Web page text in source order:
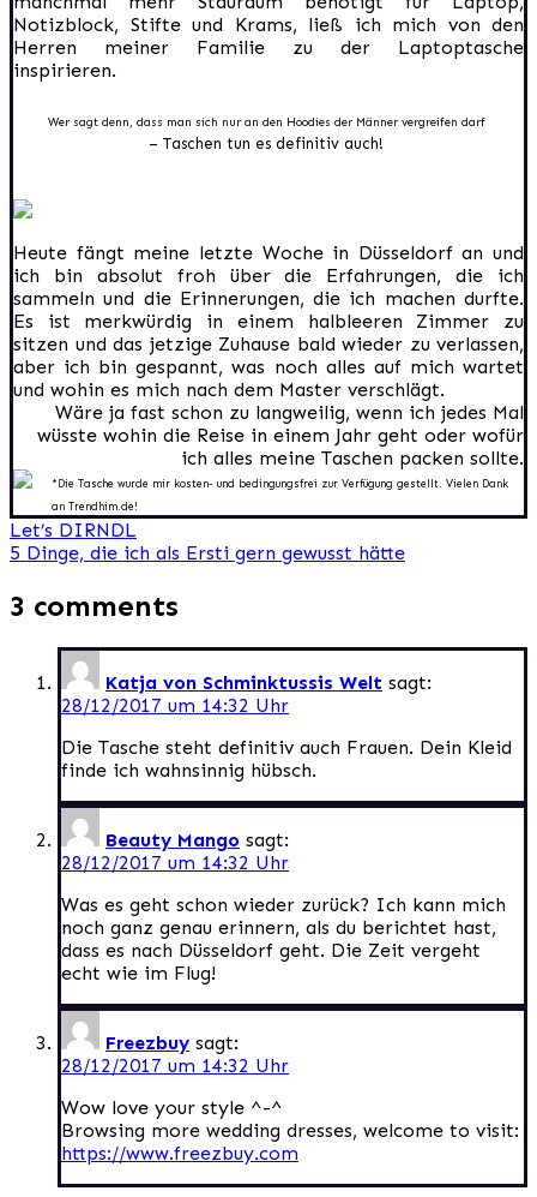
Notizblock, Stifte und Krams, ließ ich mich von den
Herren meiner Familie zu der Laptoptasche
inspirieren.
Wer sagt denn, dass man sich nur an den Hoodies der Männer vergreifen darf
– Taschen tun es definitiv auch!
Heute fängt meine letzte Woche in Düsseldorf an und
ich bin absolut froh über die Erfahrungen, die ich
sammeln und die Erinnerungen, die ich machen durfte.
Es ist merkwürdig in einem halbleeren Zimmer zu
sitzen und das jetzige Zuhause bald wieder zu verlassen,
aber ich bin gespannt, was noch alles auf mich wartet
und wohin es mich nach dem Master verschlägt.
Wäre ja fast schon zu langweilig, wenn ich jedes Mal
wüsste wohin die Reise in einem Jahr geht oder wofür
ich alles meine Taschen packen sollte.
*Die Tasche wurde mir kosten- und bedingungsfrei zur Verfügung gestellt. Vielen Dank
an Trendhim.de!
Beitragsnavigation
Let’s DIRNDL
5 Dinge, die ich als Ersti gern gewusst hätte
3 comments
Katja von Schminktussis Welt sagt:
28/12/2017 um 14:32 Uhr
Die Tasche steht definitiv auch Frauen. Dein Kleid
finde ich wahnsinnig hübsch.
Beauty Mango sagt:
28/12/2017 um 14:32 Uhr
Was es geht schon wieder zurück? Ich kann mich
noch ganz genau erinnern, als du berichtet hast,
dass es nach Düsseldorf geht. Die Zeit vergeht
echt wie im Flug!
Freezbuy sagt:
28/12/2017 um 14:32 Uhr
Wow love your style ^-^
Browsing more wedding dresses, welcome to visit:
https://www.freezbuy.com